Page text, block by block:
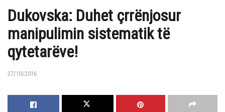
Dukovska: Duhet çrrënjosur
manipulimin sistematik të
qytetarëve!
27/10/2016